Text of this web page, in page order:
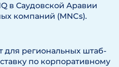
в Саудовской Аравии
компаний (MNCs).
для региональных штаб-
по корпоративному